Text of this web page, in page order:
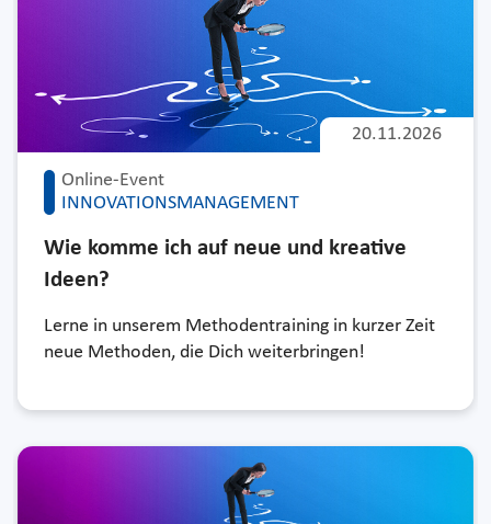
Online-Event
INNOVATIONSMANAGEMENT
20.11.2026
Wie komme ich auf neue und kreative
Ideen?
Lerne in unserem Methodentraining in kurzer Zeit
neue Methoden, die Dich weiterbringen!